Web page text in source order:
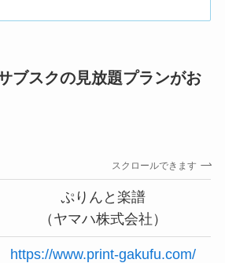
ブスクの見放題プランがお
スクロールできます
ぷりんと楽譜
（ヤマハ株式会社）
https://www.print-gakufu.com/